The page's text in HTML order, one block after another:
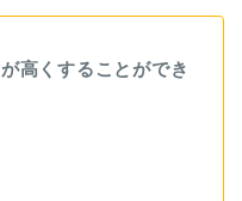
高くすることができ